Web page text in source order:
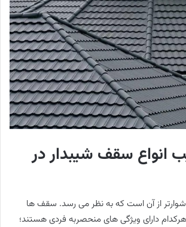
انواع سقف شیبدار در
از آن است که به نظر می رسد. سقف ها
هرکدام دارای ویژگی های منحصربه فردی هستند؛